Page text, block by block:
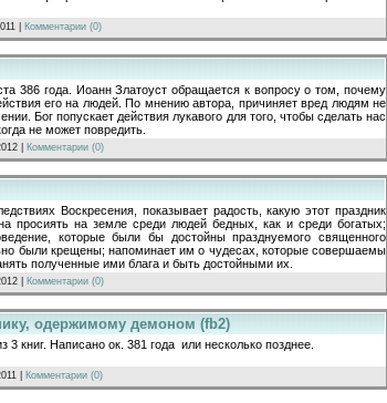
Комментарии (0)
386 года. Иоанн Златоуст обращается к вопросу о том, почему
его на людей. По мнению автора, причиняет вред людям не
Бог попускает действия лукавого для того, чтобы сделать нас
не может повредить.
Комментарии (0)
Воскресения, показывает радость, какую этот праздник
просиять на земле среди людей бедных, как и среди богатых;
которые были бы достойны празднуемого священного
были крещены; напоминает им о чудесах, которые совершаемы
полученные ими блага и быть достойными их.
Комментарии (0)
одержимому демоном (fb2)
книг. Написано ок. 381 года или несколько позднее.
Комментарии (0)